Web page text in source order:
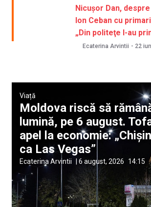
Nicușor Dan,
Ion Ceban cu
„Din politeţe l-au
Ecaterina Arvintii - 22
Viață
Moldova riscă să
lumină, pe 6 august.
apel la economie:
ca Las Vegas”
Ecaterina Arvintii 6 august, 2026 14:15